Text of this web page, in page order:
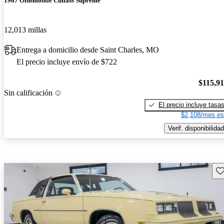
12,013 millas
Entrega a domicilio desde Saint Charles, MO
El precio incluye envío de $722
Sin calificación
El precio incluye tasas
$2,108/mes
Verif. disponibilidad